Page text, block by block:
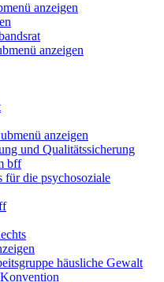
anzeigen
anzeigen
anzeigen
und Qualitätssicherung
bff
für die psychosoziale
häusliche Gewalt